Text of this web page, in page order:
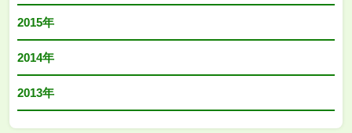
2015年
2014年
2013年